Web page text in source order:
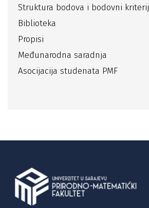
Struktura bodova i bodovni kriterij
Biblioteka
Propisi
Međunarodna saradnja
Asocijacija studenata PMF